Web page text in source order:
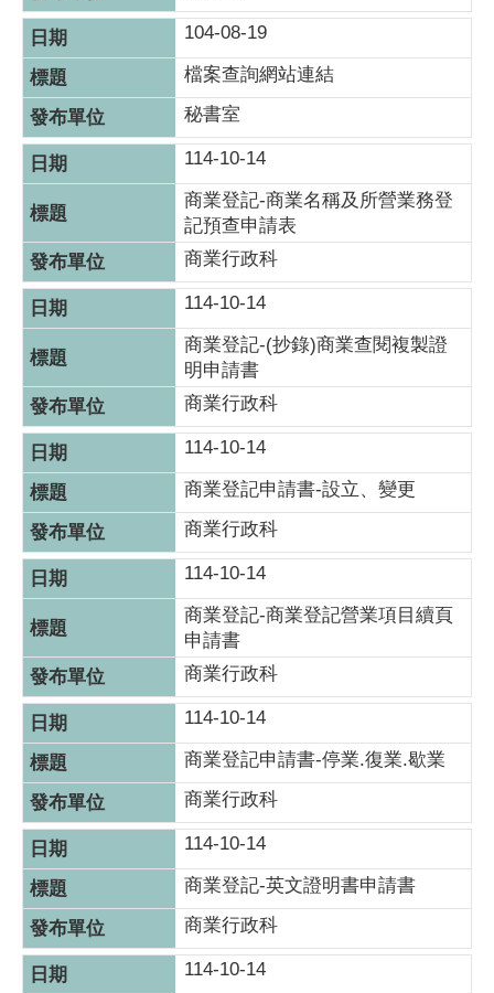
104-08-19
檔案查詢網站連結
秘書室
114-10-14
商業登記-商業名稱及所營業務登
記預查申請表
商業行政科
114-10-14
商業登記-(抄錄)商業查閱複製證
明申請書
商業行政科
114-10-14
商業登記申請書-設立、變更
商業行政科
114-10-14
商業登記-商業登記營業項目續頁
申請書
商業行政科
114-10-14
商業登記申請書-停業.復業.歇業
商業行政科
114-10-14
商業登記-英文證明書申請書
商業行政科
114-10-14